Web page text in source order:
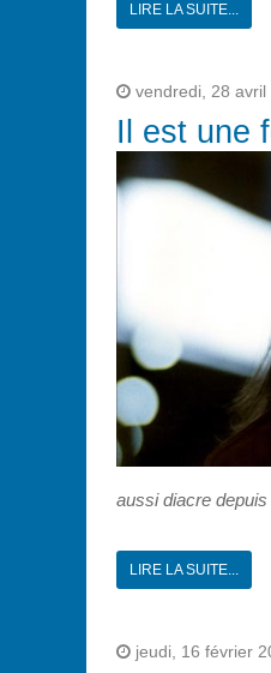
LIRE LA SUITE...
vendredi, 28 avril
Il est une
aussi diacre
LIRE LA SUITE...
jeudi, 16 février